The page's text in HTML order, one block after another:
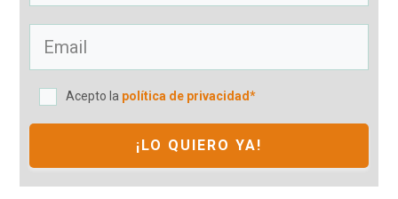
Acepto la política de privacidad*
¡LO QUIERO YA!